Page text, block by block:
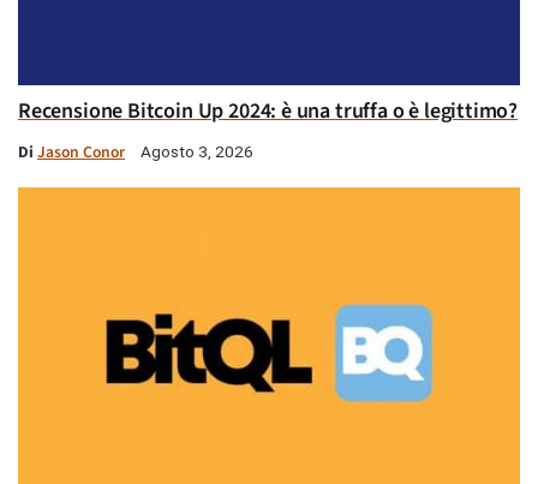
Recensione Bitcoin Up 2024: è una truffa o è legittimo?
Di Jason Conor Agosto 3, 2026